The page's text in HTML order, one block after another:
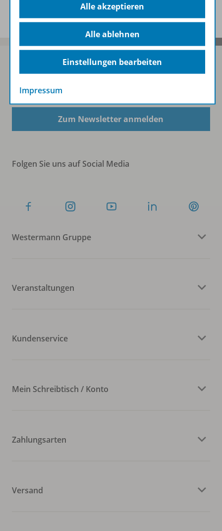
Sofort profitieren
Zum Newsletter anmelden
Folgen Sie uns auf Social Media
Westermann Gruppe
Veranstaltungen
Kundenservice
Mein Schreibtisch / Konto
Zahlungsarten
Versand
Alle akzeptieren
Alle ablehnen
Einstellungen bearbeiten
Impressum